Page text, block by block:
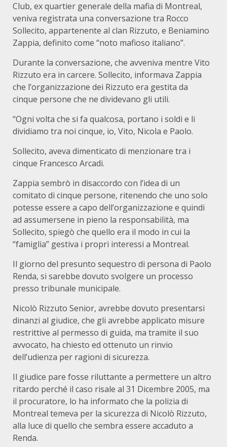
Club, ex quartier generale della mafia di Montreal,
veniva registrata una conversazione tra Rocco
Sollecito, appartenente al clan Rizzuto, e Beniamino
Zappia, definito come “noto mafioso italiano”.
Durante la conversazione, che avveniva mentre Vito
Rizzuto era in carcere. Sollecito, informava Zappia
che l’organizzazione dei Rizzuto era gestita da
cinque persone che ne dividevano gli utili.
“Ogni volta che si fa qualcosa, portano i soldi e li
dividiamo tra noi cinque, io, Vito, Nicola e Paolo.
Sollecito, aveva dimenticato di menzionare tra i
cinque Francesco Arcadi.
Zappia sembrò in disaccordo con l’idea di un
comitato di cinque persone, ritenendo che uno solo
potesse essere a capo dell’organizzazione e quindi
ad assumersene in pieno la responsabilità, ma
Sollecito, spiegò che quello era il modo in cui la
“famiglia” gestiva i propri interessi a Montreal.
Il giorno del presunto sequestro di persona di Paolo
Renda, si sarebbe dovuto svolgere un processo
presso tribunale municipale.
Nicolò Rizzuto Senior, avrebbe dovuto presentarsi
dinanzi al giudice, che gli avrebbe applicato misure
restrittive al permesso di guida, ma tramite il suo
avvocato, ha chiesto ed ottenuto un rinvio
dell’udienza per ragioni di sicurezza.
Il giudice pare fosse riluttante a permettere un altro
ritardo perché il caso risale al 31 Dicembre 2005, ma
il procuratore, lo ha informato che la polizia di
Montreal temeva per la sicurezza di Nicolò Rizzuto,
alla luce di quello che sembra essere accaduto a
Renda.